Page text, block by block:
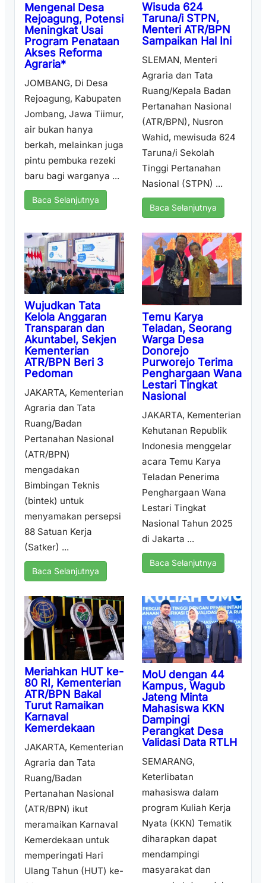
Mengenal Desa
Rejoagung, Potensi
Meningkat Usai
Program Penataan
Akses Reforma
Agraria*
JOMBANG, Di Desa
Rejoagung, Kabupaten
Jombang, Jawa Tiimur,
air bukan hanya
berkah, melainkan juga
pintu pembuka rezeki
baru bagi warganya ...
Baca Selanjutnya
Wisuda 624
Taruna/i STPN,
Menteri ATR/BPN
Sampaikan Hal Ini
SLEMAN, Menteri
Agraria dan Tata
Ruang/Kepala Badan
Pertanahan Nasional
(ATR/BPN), Nusron
Wahid, mewisuda 624
Taruna/i Sekolah
Tinggi Pertanahan
Nasional (STPN) ...
Baca Selanjutnya
Wujudkan Tata
Kelola Anggaran
Transparan dan
Akuntabel, Sekjen
Kementerian
ATR/BPN Beri 3
Pedoman
JAKARTA, Kementerian
Agraria dan Tata
Ruang/Badan
Pertanahan Nasional
(ATR/BPN)
mengadakan
Bimbingan Teknis
(bintek) untuk
menyamakan persepsi
88 Satuan Kerja
(Satker) ...
Baca Selanjutnya
Temu Karya
Teladan, Seorang
Warga Desa
Donorejo
Purworejo Terima
Penghargaan Wana
Lestari Tingkat
Nasional
JAKARTA, Kementerian
Kehutanan Republik
Indonesia menggelar
acara Temu Karya
Teladan Penerima
Penghargaan Wana
Lestari Tingkat
Nasional Tahun 2025
di Jakarta ...
Baca Selanjutnya
Meriahkan HUT ke-
80 RI, Kementerian
ATR/BPN Bakal
Turut Ramaikan
Karnaval
Kemerdekaan
JAKARTA, Kementerian
Agraria dan Tata
Ruang/Badan
Pertanahan Nasional
(ATR/BPN) ikut
meramaikan Karnaval
Kemerdekaan untuk
memperingati Hari
Ulang Tahun (HUT) ke-
MoU dengan 44
Kampus, Wagub
Jateng Minta
Mahasiswa KKN
Dampingi
Perangkat Desa
Validasi Data RTLH
SEMARANG,
Keterlibatan
mahasiswa dalam
program Kuliah Kerja
Nyata (KKN) Tematik
diharapkan dapat
mendampingi
masyarakat dan